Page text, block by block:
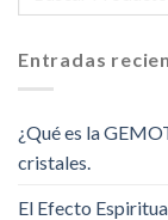
Entradas
¿Qué es la
cristales.
El Efecto